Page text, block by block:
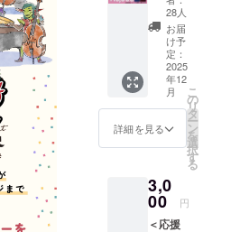
※コン
サート
準備の
ため、
リター
ンの送
付時期
が変動
する可
の際は
活動報
告にて
クCD 完
全版 +
コン
サート
チケッ
ト＞ ◆
内容
物： ・
お礼
メッ
セージ
アート
カード
・サウ
ンドト
28人
お届
け予
定：
2025
年12
月
詳細を見る
こ
の
リ
タ
ー
ン
を
選
択
す
る
3,0
00 円
＜応援